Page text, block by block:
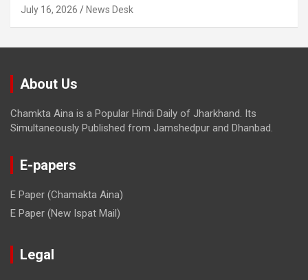
July 16, 2026 News Desk
About Us
Chamkta Aina is a Popular Hindi Daily of Jharkhand. Its
Simultaneously Published from Jamshedpur and Dhanbad.
E-papers
E Paper (Chamakta Aina)
E Paper (New Ispat Mail)
Legal